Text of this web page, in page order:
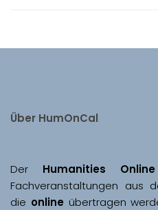
Über HumOnCal
Der Humanities
Fachveranstaltungen aus
die online übertragen